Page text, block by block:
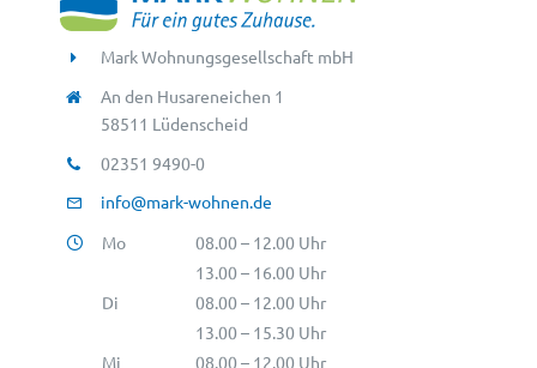
Mark Wohnungsgesellschaft mbH
An den Husareneichen 1
58511 Lüdenscheid
02351 9490-0
info@mark-wohnen.de
Mo
08.00 – 12.00 Uhr
13.00 – 16.00 Uhr
Di
08.00 – 12.00 Uhr
13.00 – 15.30 Uhr
Mi
08.00 – 12.00 Uhr